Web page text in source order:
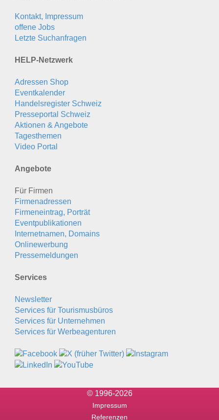
Kontakt, Impressum
offene Jobs
Letzte Suchanfragen
HELP-Netzwerk
Adressen Shop
Eventkalender
Handelsregister Schweiz
Presseportal Schweiz
Aktionen & Angebote
Tagesthemen
Video Portal
Angebote
Für Firmen
Firmenadressen
Firmeneintrag, Porträt
Eventpublikationen
Internetnamen, Domains
Onlinewerbung
Pressemeldungen
Services
Newsletter
Services für Tourismusbüros
Services für Unternehmen
Services für Werbeagenturen
© 1996-2026
Impressum
Referenzen